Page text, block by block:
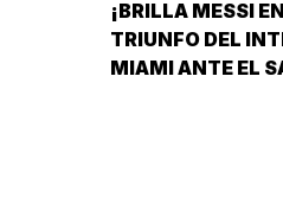
DE LA
ESTADIO
QUE LOS
¡BRILLA MESSI EN
TRIUNFO DEL
MIAMI ANTE EL